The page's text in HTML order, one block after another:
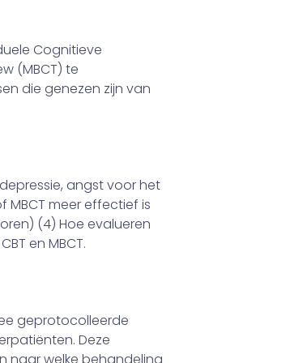
Cognitieve
(MBCT) te
die genezen zijn van
angst voor het
MBCT meer effectief is
(4) Hoe evalueren
en MBCT.
geprotocolleerde
Deze
naar welke behandeling